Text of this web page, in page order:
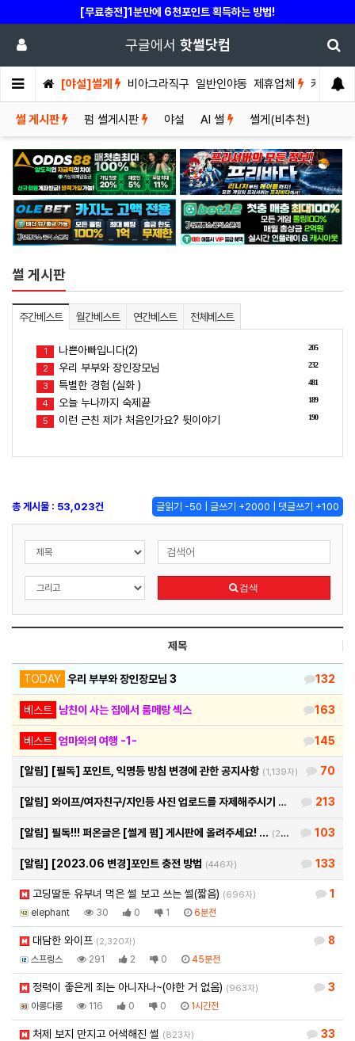
[무료충전]1분만에 6천포인트 획득하는 방법!
구글에서 핫썰닷컴
[야설]썰게 비아그라직구 일반인야동 제휴업체 커뮤니티
썰 게시판 펌 썰게시판 야설 AI 썰 썰게(비추천)
썰 게시판
주간베스트 월간베스트 연간베스트 전체베스트
205
1 나쁜아빠입니다(2)
232
2 우리 부부와 장인장모님
481
3 특별한 경험 (실화 )
189
4 오늘 누나까지 숙제끝
190
5 이런 근친 제가 처음인가요? 뒷이야기
글읽기 -50 | 글쓰기 +2000 | 댓글쓰기 +100
총 게시물 : 53,023건
검색
제목
TODAY 우리 부부와 장인장모님 3 132
베스트 남친이 사는 집에서 룸메랑 섹스 163
베스트 엄마와의 여행 -1- 145
70
[알림] [필독] 포인트, 익명등 방침 변경에 관한 공지사항 (1,139자)
213
[알림] 와이프/여자친구/지인등 사진 업로드를 자제해주시기 바랍… (460자)
103
[알림] 필독!!! 퍼온글은 [썰게 펌] 게시판에 올려주세요! … (290자)
133
[알림] [2023.06 변경]포인트 충전 방법 (446자)
1
고딩딸둔 유부녀 먹은 썰 보고 쓰는 썰(짧음) (696자)
elephant 30 0 1 6분전
8
대담한 와이프 (2,320자)
스프링스 291 2 0 45분전
3
정력이 좋은게 죄는 아니자나~(야한 거 없음) (963자)
아롱다롱 116 0 0 1시간전
33
처제 보지 만지고 어색해진 썰 (823자)